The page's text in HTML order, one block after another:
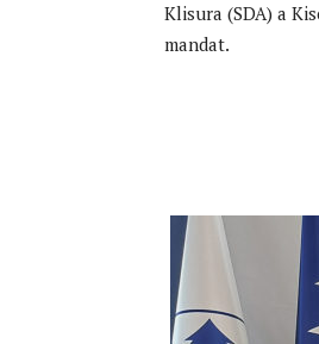
Klisura (SDA) a
mandat.